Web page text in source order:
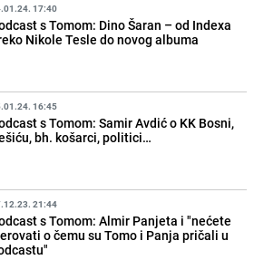
17:40
s Tomom: Dino Šaran – od Indexa
Nikole Tesle do novog albuma
16:45
s Tomom: Samir Avdić o KK Bosni,
bh. košarci, politici…
21:44
s Tomom: Almir Panjeta i "nećete
o čemu su Tomo i Panja pričali u